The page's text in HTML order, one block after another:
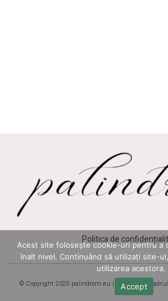
Politica de
© Copyright 2023 palindrom.eu | Realizat în
Acest site folosește cookie-uri pentru a
înalt nivel. Continuând să utilizați site-
utilizarea acestora.
Accept